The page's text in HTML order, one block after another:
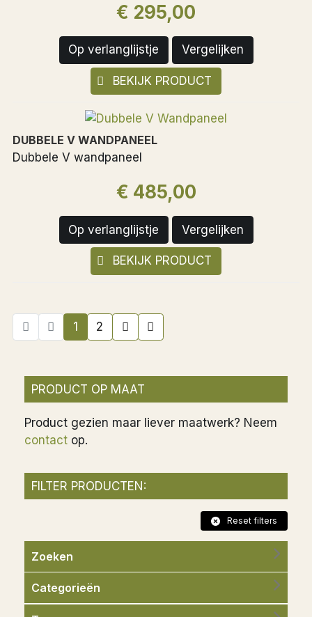
€ 295,00
Op verlanglijstje Vergelijken
BEKIJK PRODUCT
DUBBELE V WANDPANEEL
Dubbele V wandpaneel
€ 485,00
Op verlanglijstje Vergelijken
BEKIJK PRODUCT
1 2
PRODUCT OP MAAT
Product gezien maar liever maatwerk? Neem
contact op.
FILTER PRODUCTEN:
Reset filters
Zoeken
Categorieën